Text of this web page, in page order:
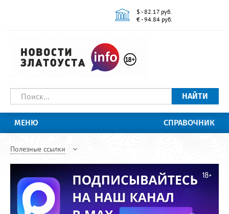
$ - 82.17 руб.
€ - 94.84 руб.
НАЙТИ
МЕНЮ СПРАВОЧНИК
Полезные ссылки